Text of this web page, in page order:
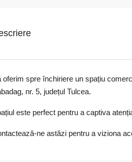
oferim spre închiriere un spațiu
nr. 5, județul Tulcea.
este perfect pentru a captiva
ne astăzi pentru a viziona